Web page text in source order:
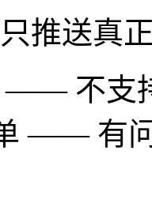
只推送真
—— 不支
—— 有